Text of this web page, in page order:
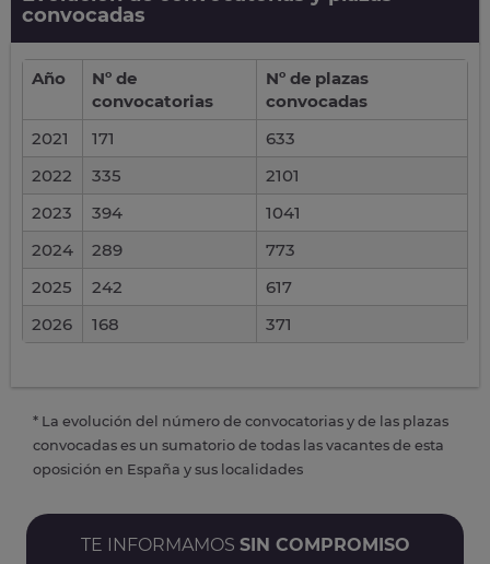
convocadas
Año
Nº de
convocatorias
Nº de plazas
convocadas
2021
171
633
2022
335
2101
2023
394
1041
2024
289
773
2025
242
617
2026
168 371
* La evolución del número de convocatorias y de las plazas
convocadas es un sumatorio de todas las vacantes de esta
oposición en España y sus localidades
TE INFORMAMOS SIN COMPROMISO